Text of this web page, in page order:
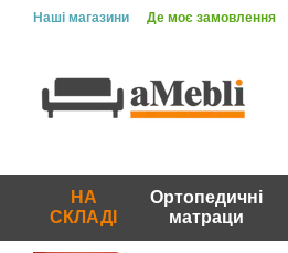
Перейти до основного контенту
Наші магазини Де моє замовлення
НА
СКЛАДІ
Ортопедичні
матраци